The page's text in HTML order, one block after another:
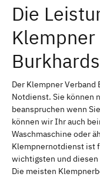
Die
Klempner
Der Klempner
Notdienst. Sie können
beanspruchen wenn
können wir Ihr auch
Waschmaschine oder
Klempnernotdienst ist
wichtigsten und
Die meisten